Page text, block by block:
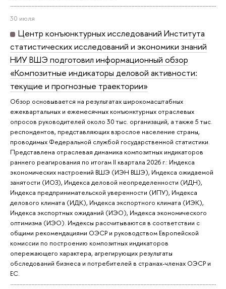
30 июля
Центр конъюнктурных исследований Института
статистических исследований и экономики знаний
НИУ ВШЭ подготовил информационный обзор
«Композитные индикаторы деловой активности:
текущие и прогнозные траектории»
Обзор основывается на результатах широкомасштабных
ежеквартальных и ежемесячных конъюнктурных отраслевых
опросов руководителей около 30 тыс. организаций, а также 5 тыс.
респондентов, представляющих взрослое население страны,
проводимых Федеральной службой государственной статистики.
Представлена отраслевая динамика композитных индикаторов
раннего реагирования по итогам II квартала 2026 г.: Индекса
экономических настроений ВШЭ (ИЭН ВШЭ), Индекса ожидаемой
занятости (ИОЗ), Индекса деловой неопределенности (ИДН),
Индекса предпринимательской уверенности (ИПУ), Индекса
делового климата (ИДК), Индекса экспортного климата (ИЭК),
Индекса экспортных ожиданий (ИЭО), Индекса экономического
оптимизма (ИЭО). Индексы рассчитываются в соответствии с
общими рекомендациями ОЭСР и руководством Европейской
комиссии по построению композитных индикаторов
опережающего характера, агрегирующих результаты
обследований бизнеса и потребителей в странах-членах ОЭСР и
ЕС.